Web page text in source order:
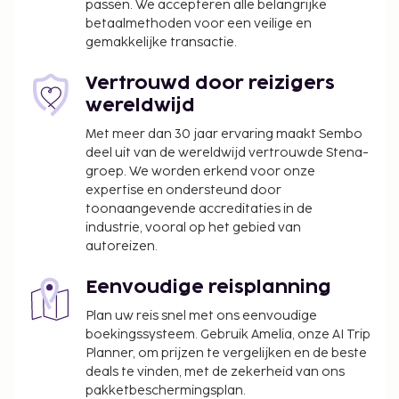
van een maaltijd in het restaurant of bestel een
snack in de koffiebar/het café van dit hotel. Sluit je
dag af met een drankje in een bar/lounge. Dagelijks
kun je van 07.30 uur tot 10.30 uur genieten van een
gratis ontbijtbuffet. Deze accommodatie heeft zijn
officiële sterrenclassificatie gekregen van the local
rating authority.
De volgende kosten dienen bij de accommodatie te
worden betaald. De kosten kunnen inclusief
toepasselijke belastingen zijn:
Er wordt een stadsbelasting door de stad geïnd
Deze belasting wordt per seizoen aangepast en
geldt mogelijk niet het hele jaar lang. Er gelden
mogelijk ook andere uitzonderingen en
kortingen. Neem voor meer informatie contact
op met de accommodatie via de
contactgegevens in de boekingsbevestiging.
passen. We accepteren alle belangrijke
betaalmethoden voor een veilige en
gemakkelijke transactie.
Vertrouwd door reizigers
wereldwijd
Met meer dan 30 jaar ervaring maakt Sembo
deel uit van de wereldwijd vertrouwde Stena-
groep. We worden erkend voor onze
expertise en ondersteund door
toonaangevende accreditaties in de
industrie, vooral op het gebied van
autoreizen.
Eenvoudige reisplanning
Plan uw reis snel met ons eenvoudige
boekingssysteem. Gebruik Amelia, onze AI Trip
Planner, om prijzen te vergelijken en de beste
deals te vinden, met de zekerheid van ons
pakketbeschermingsplan.